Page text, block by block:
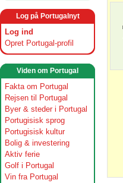
Log på Portugalnyt
Log ind
Opret Portugal-profil
Viden om Portugal
Fakta om Portugal
Rejsen til Portugal
Byer & steder i Portugal
Portugisisk sprog
Portugisisk kultur
Bolig & investering
Aktiv ferie
Golf i Portugal
Vin fra Portugal